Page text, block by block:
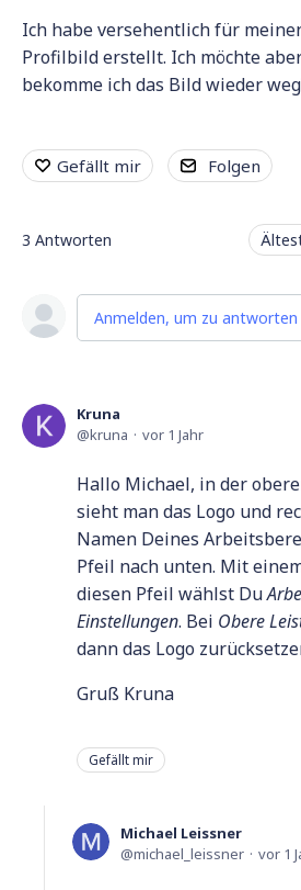
Ich habe versehentlich für
Profilbild erstellt. Ich möchte
bekomme ich das Bild wieder
Gefällt mir Folgen
3 Antworten
Anmelden, um zu antworten
Kruna
kruna
vor 1 Jahr
Hallo Michael, in der
sieht man das Logo und
Namen Deines
Pfeil nach unten. Mit
diesen Pfeil wählst Du
Einstellungen. Bei Obere
dann das Logo
Gruß Kruna
Gefällt mir
Michael Leissner
michael_leissner
vor 1